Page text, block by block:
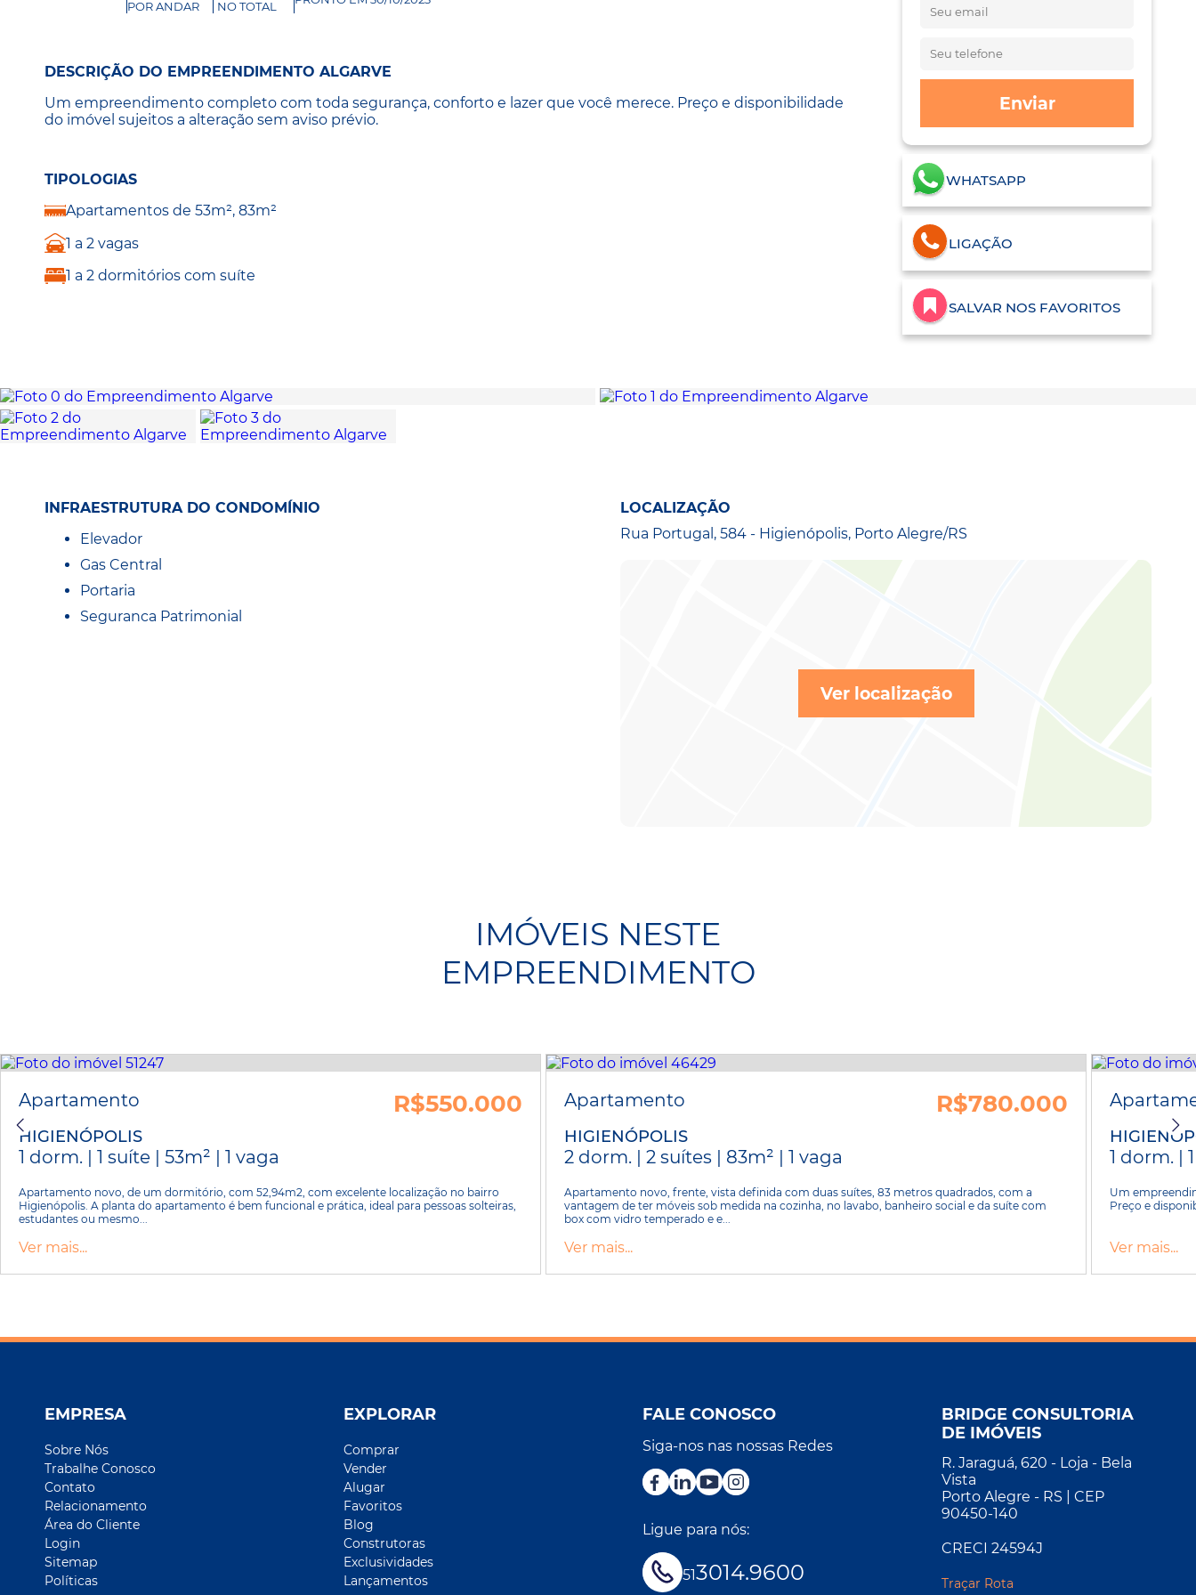
POR ANDAR
NO TOTAL
DESCRIÇÃO DO EMPREENDIMENTO ALGARVE
Um empreendimento completo com toda segurança, conforto e lazer que você merece. Preço e disponibilidade
do imóvel sujeitos a alteração sem aviso prévio.
TIPOLOGIAS
Apartamentos de 53m², 83m²
1 a 2 vagas
1 a 2 dormitórios com suíte
Enviar
WHATSAPP
LIGAÇÃO
SALVAR NOS FAVORITOS
INFRAESTRUTURA DO CONDOMÍNIO
Elevador
Gas Central
Portaria
Seguranca Patrimonial
LOCALIZAÇÃO
Rua Portugal, 584 - Higienópolis, Porto Alegre/RS
Ver localização
IMÓVEIS NESTE
EMPREENDIMENTO
Apartamento R$550.000
HIGIENÓPOLIS
1 dorm. | 1 suíte | 53m² | 1 vaga
Apartamento novo, de um dormitório, com 52,94m2, com excelente localização no bairro
Higienópolis. A planta do apartamento é bem funcional e prática, ideal para pessoas solteiras,
estudantes ou mesmo...
Ver mais...
Apartamento R$780.000
HIGIENÓPOLIS
2 dorm. | 2 suítes | 83m² | 1 vaga
Apartamento novo, frente, vista definida com duas suítes, 83 metros quadrados, com a
vantagem de ter móveis sob medida na cozinha, no lavabo, banheiro social e da suíte com
box com vidro temperado e e...
Ver mais...
1 dorm. |
Um
Preço e
Ver mais...
EMPRESA
Sobre Nós
Trabalhe Conosco
Contato
Relacionamento
Área do Cliente
Login
Sitemap
Políticas
EXPLORAR
Comprar
Vender
Alugar
Favoritos
Blog
Construtoras
Exclusividades
Lançamentos
FALE CONOSCO
Siga-nos nas nossas Redes
Ligue para nós:
513014.9600
BRIDGE CONSULTORIA
DE IMÓVEIS
R. Jaraguá, 620 - Loja - Bela
Vista
Porto Alegre - RS | CEP
90450-140
CRECI 24594J
Traçar Rota